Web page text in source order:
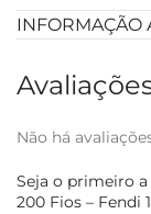
INFORMAÇÃO
Não há
Seja o primeiro
200 Fios – Fendi